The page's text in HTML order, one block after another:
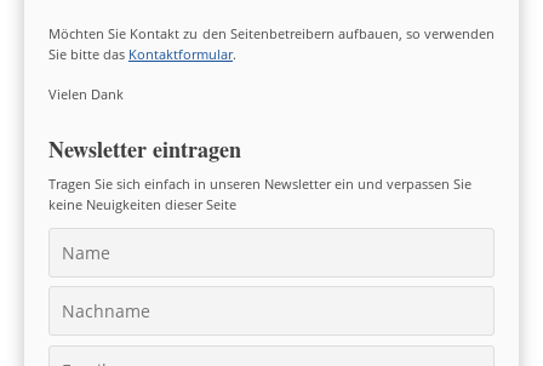
Möchten Sie Kontakt zu den Seitenbetreibern aufbauen, so verwenden
Sie bitte das Kontaktformular.
Vielen Dank
Newsletter eintragen
Tragen Sie sich einfach in unseren Newsletter ein und verpassen Sie
keine Neuigkeiten dieser Seite